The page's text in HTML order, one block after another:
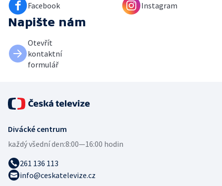
Facebook Instagram
Napište nám
Otevřít
kontaktní
formulář
Divácké centrum
každý všední den:8:00—16:00 hodin
261 136 113
info@ceskatelevize.cz